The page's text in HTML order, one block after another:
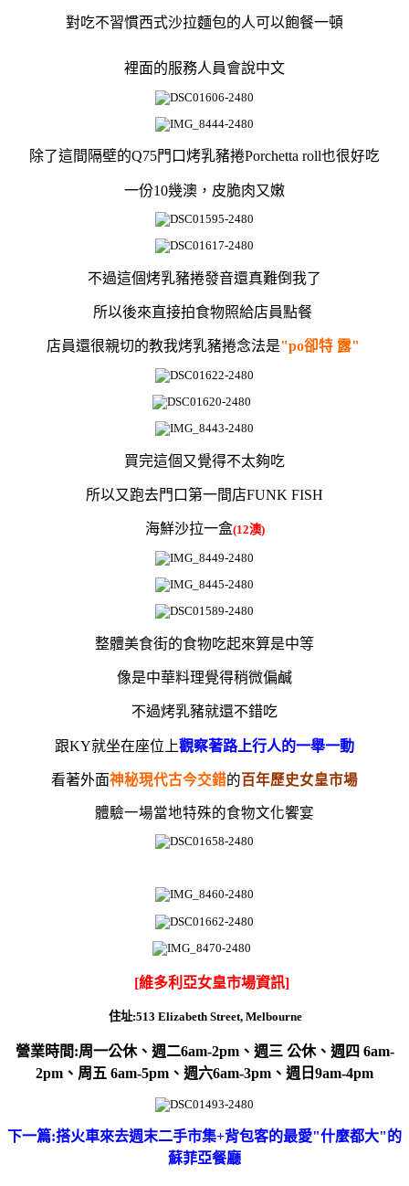
對吃不習慣西式沙拉麵包的人可以飽餐一頓
裡面的服務人員會說中文
除了這間 隔壁的Q75門口烤乳豬捲Porchetta roll也很好吃
一份10幾澳，皮脆肉又嫩
不過這個烤乳豬捲發音還真難倒我了
所以後來直接拍食物照給店員點餐
店員還很親切的教我烤乳豬捲念法是"po卻特 露"
買完這個又覺得不太夠吃
所以又跑去門口第一間店FUNK FISH
海鮮沙拉一盒(12澳)
整體美食街的食物吃起來算是中等
像是中華料理覺得稍微偏鹹
不過烤乳豬就還不錯吃
跟KY就坐在座位上觀察著路上行人的一舉一動
看著外面神秘現代古今交錯的百年歷史女皇市場
體驗一場當地特殊的食物文化饗宴
[維多利亞女皇市場資訊]
住址:513 Elizabeth Street, Melbourne
營業時間:周一公休、 週二6am-2pm、 週三 公休、 週四 6am-
2pm、 周五 6am-5pm、 週六6am-3pm、 週日9am-4pm
下一篇:搭火車來去週末二手市集+背包客的最愛"什麼都大"的
蘇菲亞餐廳